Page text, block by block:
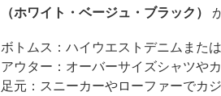
（ホワイト・ベージュ・ブラック）
ボトムス：ハイウエストデニムまた
アウター：オーバーサイズシャツや
足元：スニーカーやローファーでカ